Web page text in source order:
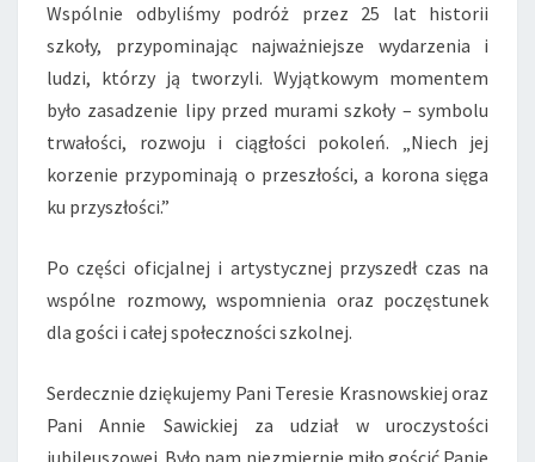
Wspólnie odbyliśmy podróż przez 25 lat historii
szkoły, przypominając najważniejsze wydarzenia i
ludzi, którzy ją tworzyli. Wyjątkowym momentem
było zasadzenie lipy przed murami szkoły – symbolu
trwałości, rozwoju i ciągłości pokoleń. „Niech jej
korzenie przypominają o przeszłości, a korona sięga
ku przyszłości.”
Po części oficjalnej i artystycznej przyszedł czas na
wspólne rozmowy, wspomnienia oraz poczęstunek
dla gości i całej społeczności szkolnej.
Serdecznie dziękujemy Pani Teresie Krasnowskiej oraz
Pani Annie Sawickiej za udział w uroczystości
jubileuszowej. Było nam niezmiernie miło gościć Panie